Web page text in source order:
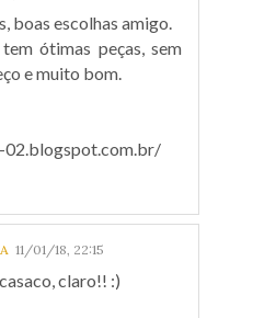
boas escolhas amigo.
ótimas peças, sem
e muito bom.
11/01/18, 22:15
claro!! :)